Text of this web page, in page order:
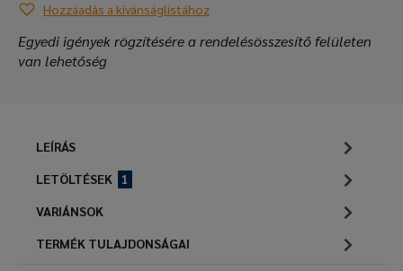
Hozzáadás a kívánságlistához
Egyedi igények rögzítésére a rendelésösszesítő felületen
van lehetőség
LEÍRÁS
LETÖLTÉSEK
1
VARIÁNSOK
TERMÉK TULAJDONSÁGAI